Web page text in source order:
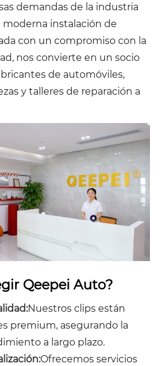
demandas de la industria
instalación de
con un compromiso con la
nos convierte en un socio
de automóviles,
y talleres de reparación a
Qeepei Auto?
Nuestros clips están
premium, asegurando la
a largo plazo.
Ofrecemos servicios